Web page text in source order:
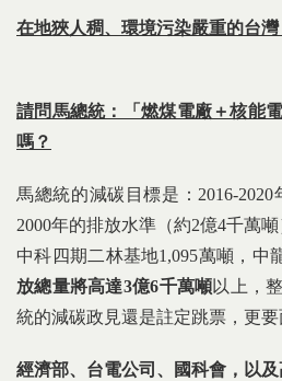
在地狹人稠、環境污染嚴重的台
請問馬總統：「燃煤電廠＋核能
嗎？
馬總統的減碳目標是：2016-
2000年的排放水準（約2億4千萬
中科四期二林基地1,095萬噸，中
放總量將高達3億6千萬噸以上，
統的減碳政見還是註定跳票，更
經濟部、台電公司、國科會，以